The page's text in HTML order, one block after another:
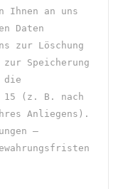
Ihnen an uns
Daten
zur Löschung
Speicherung
die
(z. B. nach
Anliegens).
–